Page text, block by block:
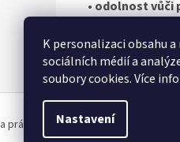
K personalizaci obsahu
sociálních médií a
soubory cookies. Více
Nastavení
•odolnost vůči
Pokud si nejste
práva vyhrazena.Upravit nastavení